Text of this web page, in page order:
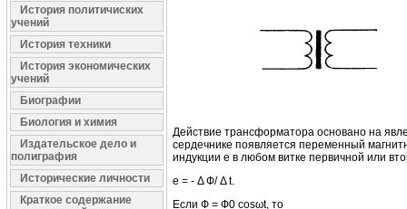
История политичиских
учений
История техники
История экономических
учений
Биографии
Биология и химия
Издательское дело и
полиграфия
Исторические личности
Краткое содержание
Действие трансформатора основано на
сердечнике появляется переменный
индукции е в любом витке первичной или
е = - Δ Ф/ Δ t.
Если Ф = Ф0 соsωt, то